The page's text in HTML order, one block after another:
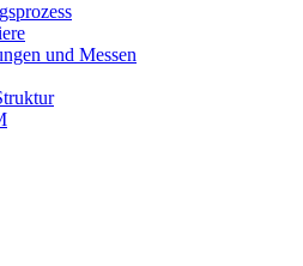
und Messen